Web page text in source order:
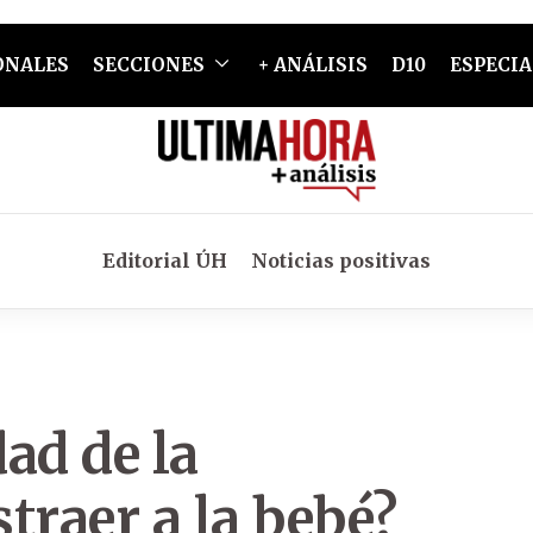
SECCIONES + ANÁLISIS D10
Editorial ÚH Noticias positivas
de la
a la bebé?